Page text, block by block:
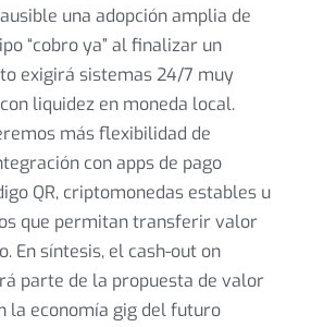
una adopción amplia de
“cobro ya” al finalizar un
exigirá sistemas 24/7 muy
liquidez en moneda local.
más flexibilidad de
con apps de pago
QR, criptomonedas estables u
que permitan transferir valor
En síntesis, el cash-out on
parte de la propuesta de valor
la economía gig del futuro